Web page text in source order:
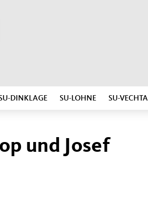
DINKLAGE SU-LOHNE SU-VECHTA
und Josef